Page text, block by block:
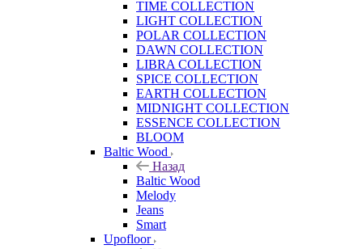
TIME COLLECTION
LIGHT COLLECTION
POLAR COLLECTION
DAWN COLLECTION
LIBRA COLLECTION
SPICE COLLECTION
EARTH COLLECTION
MIDNIGHT COLLECTION
ESSENCE COLLECTION
BLOOM
Baltic Wood
Назад
Baltic Wood
Melody
Jeans
Smart
Upofloor